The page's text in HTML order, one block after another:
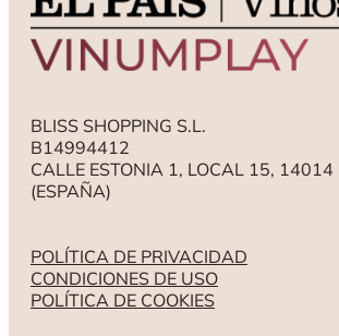
BLISS SHOPPING S.L.
B14994412
CALLE ESTONIA 1, LOCAL 15, 14014
(ESPAÑA)
POLÍTICA DE PRIVACIDAD
CONDICIONES DE USO
POLÍTICA DE COOKIES